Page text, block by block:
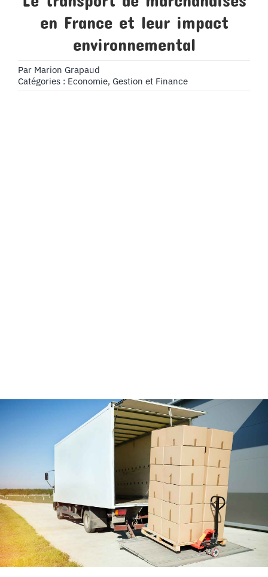
en France et leur impact
environnemental
Par Marion Grapaud
Catégories : Economie, Gestion et Finance